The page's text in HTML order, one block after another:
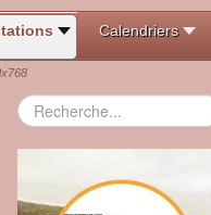
Calendriers
Rechercher